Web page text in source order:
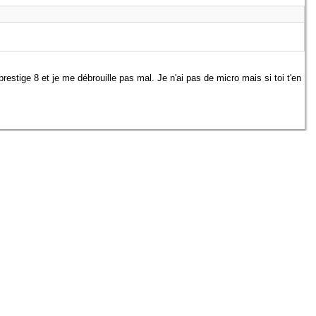
8 et je me débrouille pas mal. Je n'ai pas de micro mais si toi t'en